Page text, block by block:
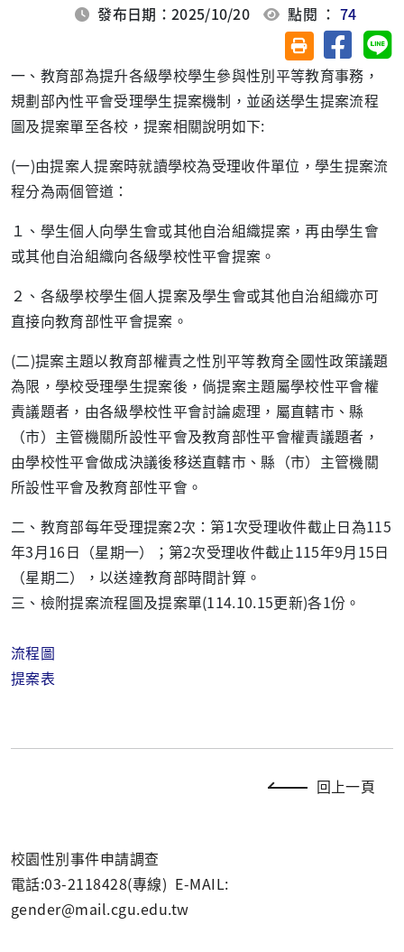
發布日期：2025/10/20 點閱 ：74
友善列印(另開視
分享至
一、教育部為提升各級學校學生參與性別平等教育事務，
規劃部內性平會受理學生提案機制，並函送學生提案流程
圖及提案單至各校，提案相關說明如下:
(一)由提案人提案時就讀學校為受理收件單位，學生提案流
程分為兩個管道：
１、學生個人向學生會或其他自治組織提案，再由學生會
或其他自治組織向各級學校性平會提案。
２、各級學校學生個人提案及學生會或其他自治組織亦可
直接向教育部性平會提案。
(二)提案主題以教育部權責之性別平等教育全國性政策議題
為限，學校受理學生提案後，倘提案主題屬學校性平會權
責議題者，由各級學校性平會討論處理，屬直轄市、縣
（市）主管機關所設性平會及教育部性平會權責議題者，
由學校性平會做成決議後移送直轄市、縣（市）主管機關
所設性平會及教育部性平會。
二、教育部每年受理提案2次：第1次受理收件截止日為115
年3月16日（星期一）；第2次受理收件截止115年9月15日
（星期二），以送達教育部時間計算。
三、檢附提案流程圖及提案單(114.10.15更新)各1份。
流程圖
提案表
回上一頁
校園性別事件申請調查
電話:03-2118428(專線) E-MAIL:
gender@mail.cgu.edu.tw